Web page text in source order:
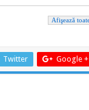
Twitter Google +